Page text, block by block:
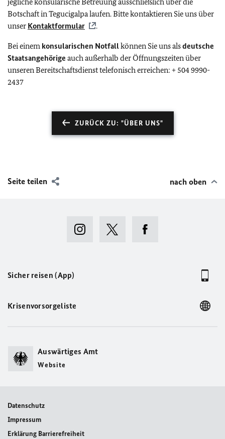
Botschaft in Tegucigalpa laufen. Bitte kontaktieren Sie uns über
unser Kontaktformular .
Bei einem konsularischen Notfallkönnen Sie uns alsdeutsche
Staatsangehörige auch außerhalb der Öffnungszeiten über
unseren Bereitschaftsdienst telefonisch erreichen: + 504 9990-
2437
ZURÜCK ZU: "ÜBER UNS"
Seite teilen nach oben
Sicher reisen (App)
Krisenvorsorgeliste
Auswärtiges Amt
Website
Datenschutz
Impressum
Erklärung Barrierefreiheit